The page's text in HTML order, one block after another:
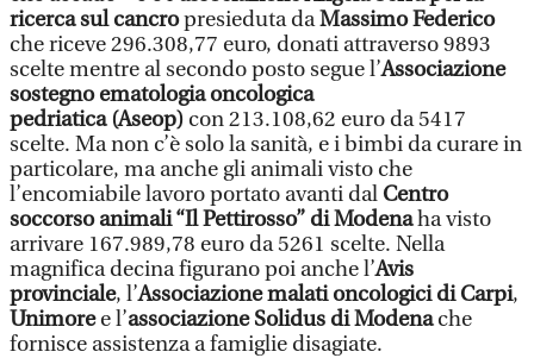
ricerca sul cancropresieduta daMassimo Federico
che riceve 296.308,77 euro, donati attraverso 9893
scelte mentre al secondo posto segue l’Associazione
sostegno ematologia oncologica
pedriatica (Aseop) con 213.108,62 euro da 5417
scelte. Ma non c’è solo la sanità, e i bimbi da curare in
particolare, ma anche gli animali visto che
l’encomiabile lavoro portato avanti dal Centro
soccorso animali “Il Pettirosso” di Modenaha visto
arrivare 167.989,78 euro da 5261 scelte. Nella
magnifica decina figurano poi anche l’Avis
provinciale, l’Associazione malati oncologici di Carpi,
Unimoree l’associazione Solidus di Modenache
fornisce assistenza a famiglie disagiate.